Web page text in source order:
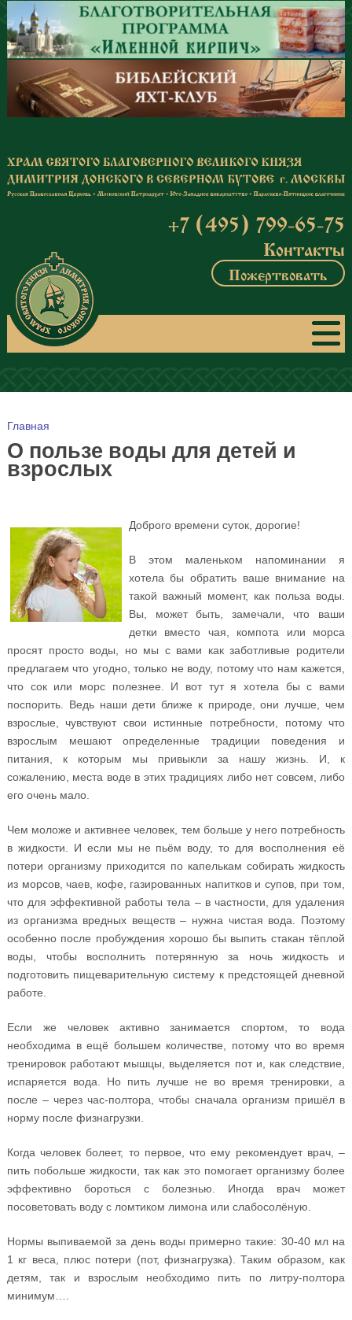
Перейти к основному содержанию
+7 (495) 799-65-75
Контакты
Пожертвовать
Вы здесь
Главная
О пользе воды для детей и
взрослых
Доброго времени суток, дорогие!
В этом маленьком напоминании я
хотела бы обратить ваше внимание на
такой важный момент, как польза воды.
Вы, может быть, замечали, что ваши
детки вместо чая, компота или морса
просят просто воды, но мы с вами как заботливые родители
предлагаем что угодно, только не воду, потому что нам кажется,
что сок или морс полезнее. И вот тут я хотела бы с вами
поспорить. Ведь наши дети ближе к природе, они лучше, чем
взрослые, чувствуют свои истинные потребности, потому что
взрослым мешают определенные традиции поведения и
питания, к которым мы привыкли за нашу жизнь. И, к
сожалению, места воде в этих традициях либо нет совсем, либо
его очень мало.
Чем моложе и активнее человек, тем больше у него потребность
в жидкости. И если мы не пьём воду, то для восполнения её
потери организму приходится по капелькам собирать жидкость
из морсов, чаев, кофе, газированных напитков и супов, при том,
что для эффективной работы тела – в частности, для удаления
из организма вредных веществ – нужна чистая вода. Поэтому
особенно после пробуждения хорошо бы выпить стакан тёплой
воды, чтобы восполнить потерянную за ночь жидкость и
подготовить пищеварительную систему к предстоящей дневной
работе.
Если же человек активно занимается спортом, то вода
необходима в ещё большем количестве, потому что во время
тренировок работают мышцы, выделяется пот и, как следствие,
испаряется вода. Но пить лучше не во время тренировки, а
после – через час-полтора, чтобы сначала организм пришёл в
норму после физнагрузки.
Когда человек болеет, то первое, что ему рекомендует врач, –
пить побольше жидкости, так как это помогает организму более
эффективно бороться с болезнью. Иногда врач может
посоветовать воду с ломтиком лимона или слабосолёную.
Нормы выпиваемой за день воды примерно такие: 30-40 мл на
1 кг веса, плюс потери (пот, физнагрузка). Таким образом, как
детям, так и взрослым необходимо пить по литру-полтора
минимум….